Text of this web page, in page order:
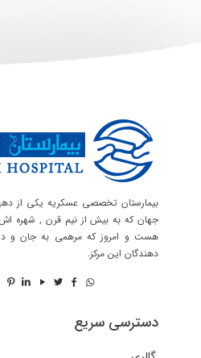
بیمارستان تخصصی عسکریه یکی از
جهان که به بیش از نیم قرن , شهره اش
هست و امروز که مرهمی به جان و دل
دهندگان این مرکز.
دسترسی سریع